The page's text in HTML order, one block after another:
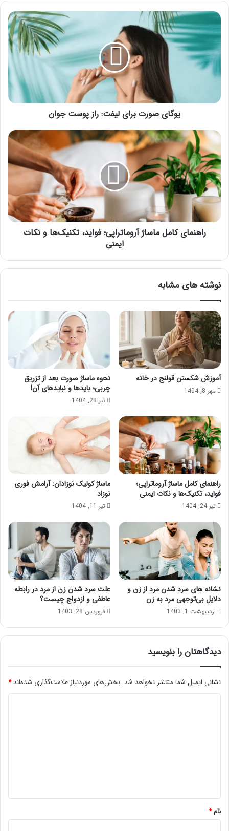
یوگای
صورت
برای
لیفت:
راز
پوست
جوان
یوگای صورت برای لیفت: راز پوست جوان
راهنمای
کامل
ماساژ
آروماتراپی؛
فواید،
تکنیک‌ها
و
نکات
ایمنی
راهنمای کامل ماساژ آروماتراپی؛ فواید، تکنیک‌ها و نکات
ایمنی
نوشته های مشابه
آموزش شکستن قولنج در خانه
مهر 8, 1404
نحوه ماساژ صورت بعد از تزریق
چربی؛ بایدها و نبایدهای آن!
تیر 28, 1404
راهنمای کامل ماساژ آروماتراپی؛
فواید، تکنیک‌ها و نکات ایمنی
تیر 24, 1404
ماساژ کولیک نوزادان: آرامش فوری
نوزاد
تیر 11, 1404
نشانه های سرد شدن مرد از زن و
دلایل بی‌توجهی مرد به زن
اردیبهشت 1, 1403
علت سرد شدن زن از مرد در رابطه
عاطفی و ازدواج چیست؟
فروردین 28, 1403
دیدگاهتان را بنویسید
نشانی ایمیل شما منتشر نخواهد شد. بخش‌های موردنیاز علامت‌گذاری شده‌اند*
نام*